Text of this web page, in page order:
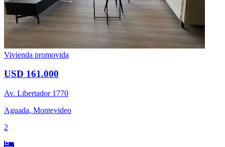
Vivienda promovida
USD 161.000
Av. Libertador 1770
Aguada, Montevideo
2